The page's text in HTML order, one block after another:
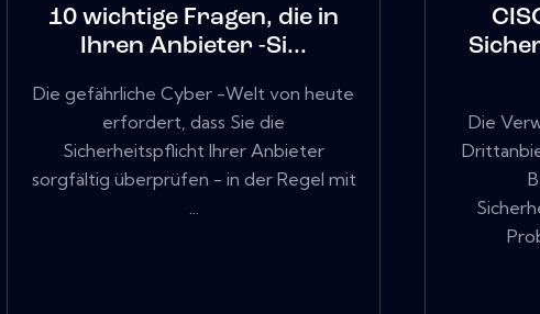
10 wichtige Fragen, die in
Ihren Anbieter -Si...
Die gefährliche Cyber ​​-Welt von heute
erfordert, dass Sie die
Sicherheitspflicht Ihrer Anbieter
sorgfältig überprüfen - in der Regel mit
...
Die